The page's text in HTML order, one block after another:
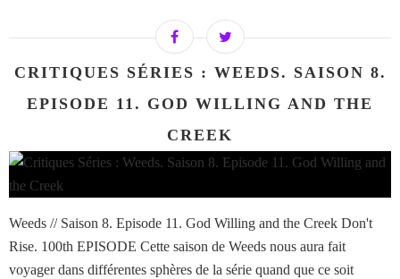
CRITIQUES SÉRIES : WEEDS. SAISON 8.
EPISODE 11. GOD WILLING AND THE
CREEK
Weeds // Saison 8. Episode 11. God Willing and the Creek Don't
Rise. 100th EPISODE Cette saison de Weeds nous aura fait
voyager dans différentes sphères de la série quand que ce soit